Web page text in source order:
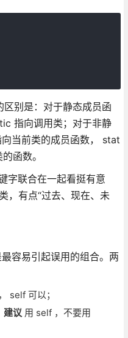
别是：对于静态成员函
指向调用类；对于非静
当前类的成员函数， stat
函数。
字联合在一起看挺有意
，有点“过去、现在、未
容易引起误用的组合。两
self 可以；
建议 用 self ，不要用